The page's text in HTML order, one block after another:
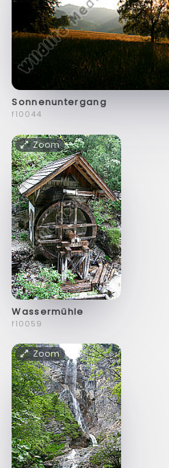
Sonnenuntergang
f10044
Zoom
Wassermühle
f10059
Zoom